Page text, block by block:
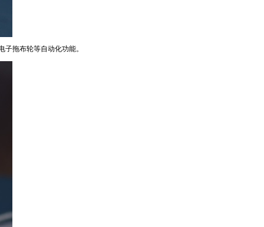
拖布轮等自动化功能。